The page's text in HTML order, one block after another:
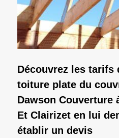
Découvrez les tarifs
toiture plate du
Dawson Couverture
Et Clairizet en lui
établir un devis